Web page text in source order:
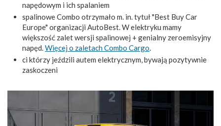
napędowym i ich spalaniem
spalinowe Combo otrzymało m. in. tytuł "Best Buy Car
Europe" organizacji AutoBest. W elektryku mamy
większość zalet wersji spalinowej + genialny zeroemisyjny
napęd.Więcej o zaletach Combo Cargo.
ci którzy jeździli autem elektrycznym, bywają pozytywnie
zaskoczeni